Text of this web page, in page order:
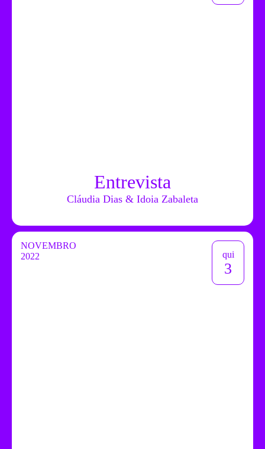
Entrevista
Cláudia Dias & Idoia Zabaleta
NOVEMBRO
2022
qui
3